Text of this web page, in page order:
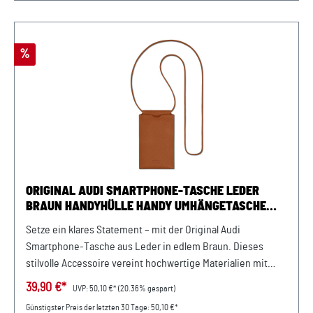
Rabatt
%
ORIGINAL AUDI SMARTPHONE-TASCHE LEDER
BRAUN HANDYHÜLLE HANDY UMHÄNGETASCHE
Setze ein klares Statement – mit der Original Audi
Smartphone-Tasche aus Leder in edlem Braun. Dieses
stilvolle Accessoire vereint hochwertige Materialien mit
funktionalem Design und wird so zu Deinem perfekten
39,90 €* UVP:50,10 €* (20.36% gespart)
Günstigster Preis der letzten 30 Tage: 50,10 €*